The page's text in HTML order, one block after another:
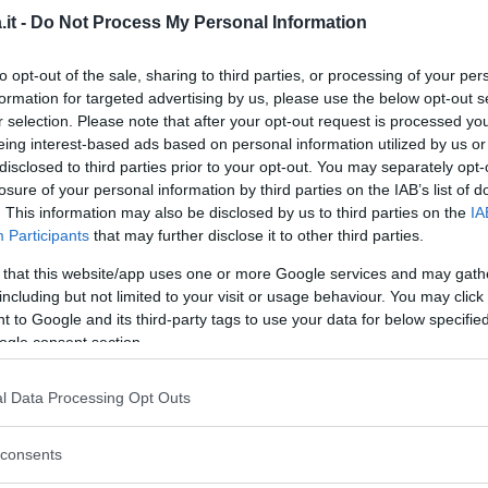
- Do Not Process My Personal Information
opt-out of the sale, sharing to third parties, or processing of your
for targeted advertising by us, please use the below opt-out
selection. Please note that after your opt-out request is processed
interest-based ads based on personal information utilized by us
to third parties prior to your opt-out. You may separately
of your personal information by third parties on the IAB’s list of
This information may also be disclosed by us to third parties on the
Participants that may further disclose it to other third parties.
that this website/app uses one or more Google services and may
but not limited to your visit or usage behaviour. You may
to Google and its third-party tags to use your data for below
consent section.
Data Processing Opt Outs
TEMPO DI COTTURA: 30 MINUTI
UOVA: 6 PEZZI
ZUCCHEROSEMOLATO: 250 G
AMIDO DI MAIS: 50 G
al limone
In una ciotola capiente unite la farina con
Aggiungete 100 g di burro freddo
con la punta delle dita fino a
Unite 2 uova e la buccia grattugiata
Formate una palla e mettete